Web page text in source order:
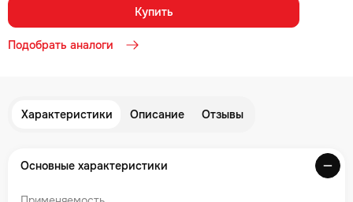
Купить
Подобрать аналоги
Характеристики Описание Отзывы
Основные характеристики